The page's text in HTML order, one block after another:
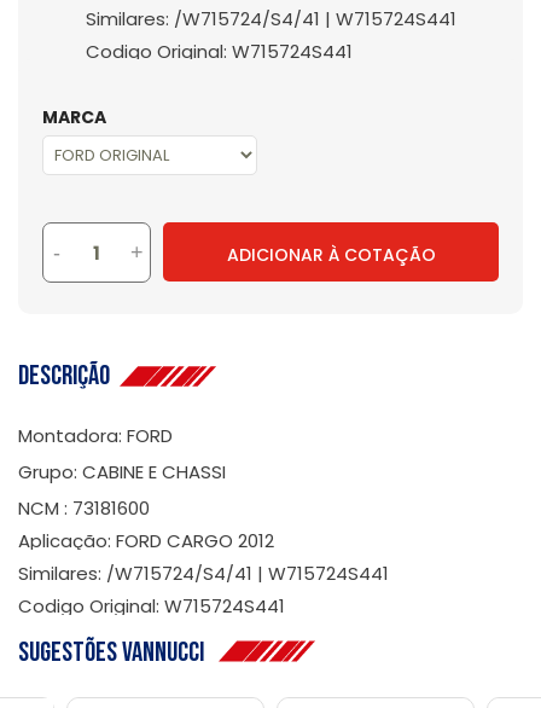
Similares: /W715724/S4/41 | W715724S441
Codigo Original: W715724S441
MARCA
- + ADICIONAR À COTAÇÃO
Descrição
Montadora: FORD
Grupo: CABINE E CHASSI
NCM : 73181600
Aplicação: FORD CARGO 2012
Similares: /W715724/S4/41 | W715724S441
Codigo Original: W715724S441
Sugestões Vannucci